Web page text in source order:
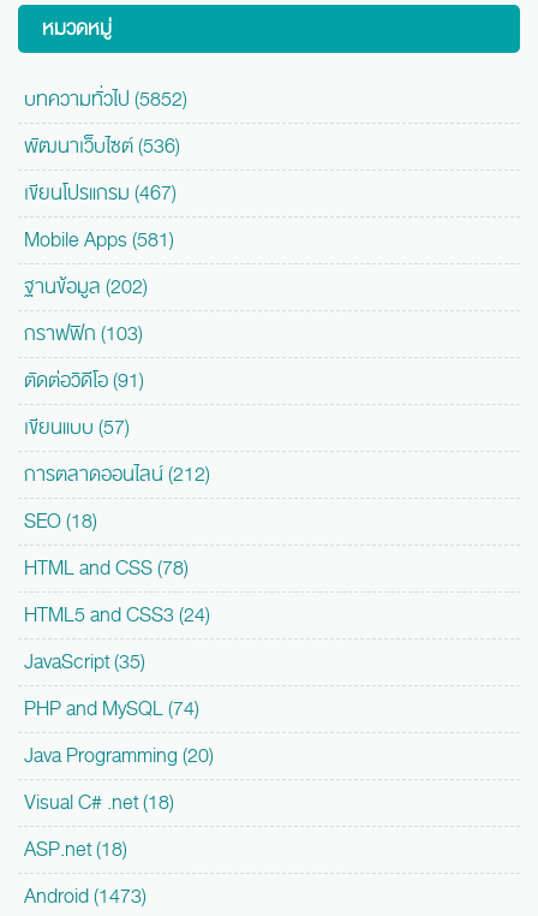
หมวดหมู่
บทความทั่วไป (5852)
พัฒนาเว็บไซต์ (536)
เขียนโปรแกรม (467)
Mobile Apps (581)
ฐานข้อมูล (202)
กราฟฟิก (103)
ตัดต่อวิดีโอ (91)
เขียนแบบ (57)
การตลาดออนไลน์ (212)
SEO (18)
HTML and CSS (78)
HTML5 and CSS3 (24)
JavaScript (35)
PHP and MySQL (74)
Java Programming (20)
Visual C# .net (18)
ASP.net (18)
Android (1473)